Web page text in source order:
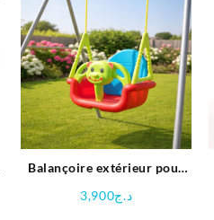
Balançoire extérieur pour
د.ج3,900